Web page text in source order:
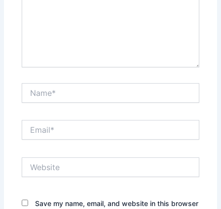
Save my name, email, and website in this browser